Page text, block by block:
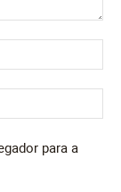
para a